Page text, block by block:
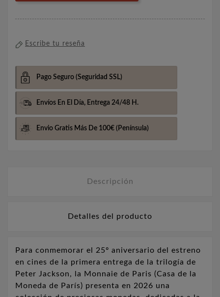
Escribe tu reseña
Pago Seguro (Seguridad SSL)
Envíos En El Día, Entrega 24/48 H.
Envio Gratis Más De 100€ (Península)
Descripción
Detalles del producto
Para conmemorar el 25º aniversario del estreno
en cines de la primera entrega de la trilogía de
Peter Jackson, la Monnaie de Paris (Casa de la
Moneda de París) presenta en 2026 una